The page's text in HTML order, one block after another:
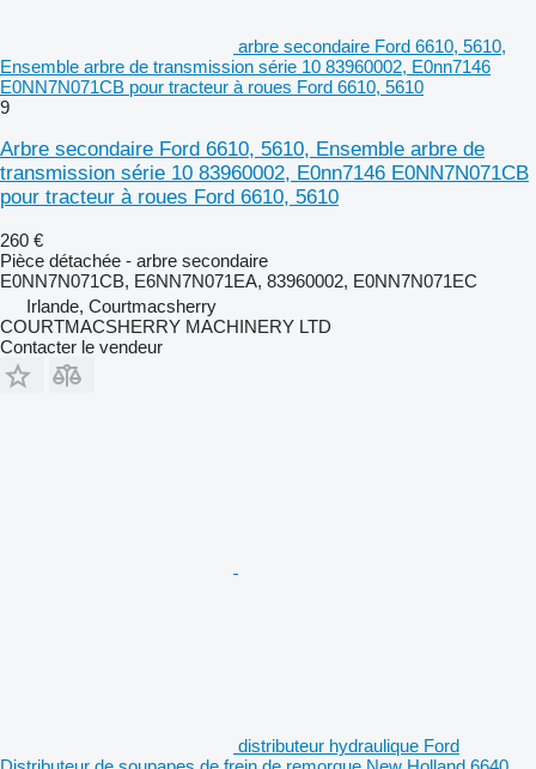
arbre secondaire Ford 6610, 5610,
Ensemble arbre de transmission série 10 83960002, E0nn7146
E0NN7N071CB pour tracteur à roues Ford 6610, 5610
9
Arbre secondaire Ford 6610, 5610, Ensemble arbre de
transmission série 10 83960002, E0nn7146 E0NN7N071CB
pour tracteur à roues Ford 6610, 5610
260 €
Pièce détachée - arbre secondaire
E0NN7N071CB, E6NN7N071EA, 83960002, E0NN7N071EC
Irlande, Courtmacsherry
COURTMACSHERRY MACHINERY LTD
Contacter le vendeur
distributeur hydraulique Ford